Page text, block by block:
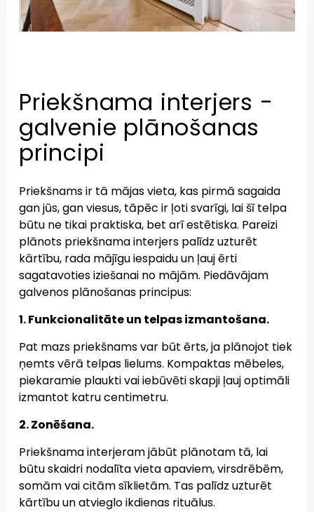
Priekšnama interjers -
galvenie plānošanas
principi
Priekšnams ir tā mājas vieta, kas pirmā sagaida
gan jūs, gan viesus, tāpēc ir ļoti svarīgi, lai šī telpa
būtu ne tikai praktiska, bet arī estētiska. Pareizi
plānots priekšnama interjers palīdz uzturēt
kārtību, rada mājīgu iespaidu un ļauj ērti
sagatavoties iziešanai no mājām. Piedāvājam
galvenos plānošanas principus:
1. Funkcionalitāte un telpas izmantošana.
Pat mazs priekšnams var būt ērts, ja plānojot tiek
ņemts vērā telpas lielums. Kompaktas mēbeles,
piekaramie plaukti vai iebūvēti skapji ļauj optimāli
izmantot katru centimetru.
2. Zonēšana.
Priekšnama interjeram jābūt plānotam tā, lai
būtu skaidri nodalīta vieta apaviem, virsdrēbēm,
somām vai citām sīklietām. Tas palīdz uzturēt
kārtību un atvieglo ikdienas rituālus.